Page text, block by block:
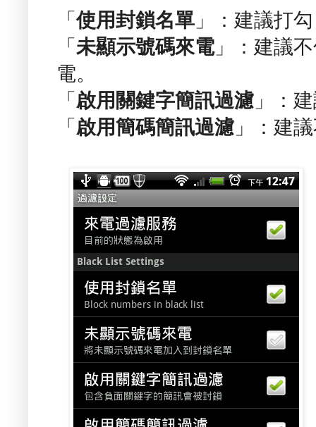
「使用封鎖名單 」：建議打
「 未顯示號碼來電」：建議
電。
「 啟用關鍵字簡訊過濾」：
「 啟用簡碼簡訊過濾」：建